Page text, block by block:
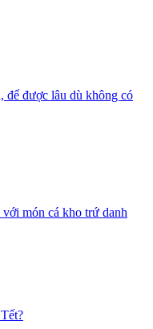
để được lâu dù không có
món cá kho trứ danh